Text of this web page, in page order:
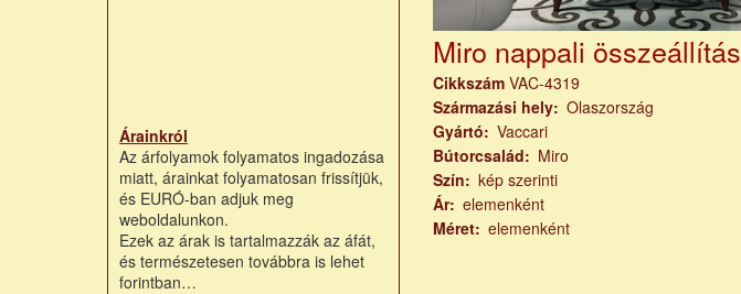
Árainkról
Az árfolyamok folyamatos ingadozása
miatt, árainkat folyamatosan frissítjük,
és EURÓ-ban adjuk meg
weboldalunkon.
Ezek az árak is tartalmazzák az áfát,
és természetesen továbbra is lehet
forintban…
Miro nappali összeállítás
Cikkszám VAC-4319
Származási hely Olaszország
Gyártó
Vaccari
Bútorcsalád
Miro
Szín
kép szerinti
Ár elemenként
Méret elemenként